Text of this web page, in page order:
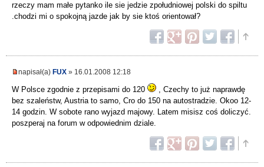
rzeczy mam małe pytanko ile sie jedzie zpołudniowej polski do spiltu
.chodzi mi o spokojną jazde jak by sie ktoś orientował?
napisał(a) FUX » 16.01.2008 12:18
W Polsce zgodnie z przepisami do 120
, Czechy to już naprawdę
bez szaleństw, Austria to samo, Cro do 150 na autostradzie. Okoo 12-
14 godzin. W sobote rano wyjazd majowy. Latem misisz coś doliczyć.
poszperaj na forum w odpowiednim dziale.